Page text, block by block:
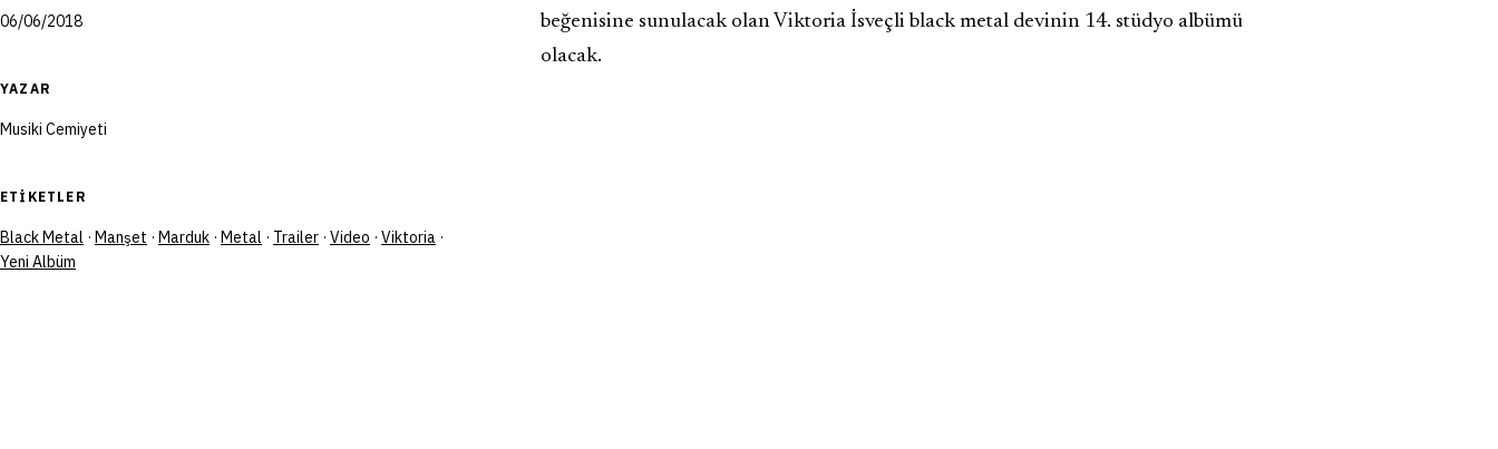
06/06/2018
YAZAR
Musiki Cemiyeti
ETIKETLER
Black Metal · Manşet · Marduk · Metal · Trailer · Video · Viktoria ·
Yeni Albüm
beğenisine sunulacak olan Viktoria İsveçli black metal devinin 14. stüdyo albümü
olacak.